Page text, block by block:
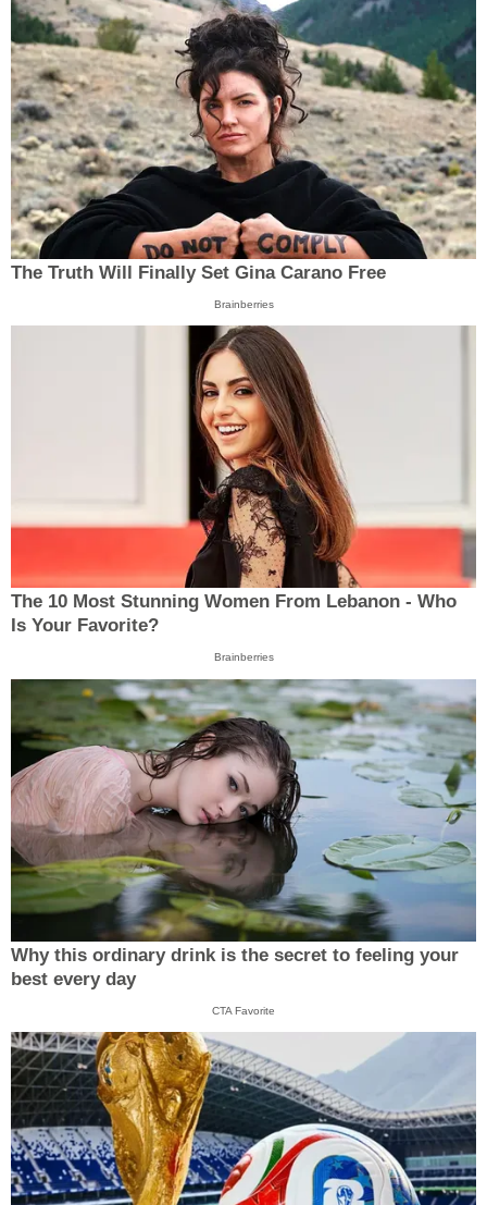
The Truth Will Finally Set Gina Carano Free
Brainberries
The 10 Most Stunning Women From Lebanon - Who
Is Your Favorite?
Brainberries
Why this ordinary drink is the secret to feeling your
best every day
CTA Favorite